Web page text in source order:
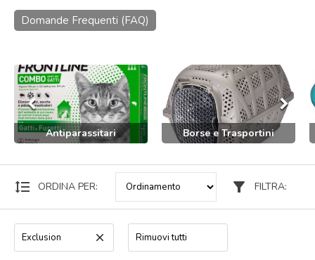
Domande Frequenti (FAQ)
keyboard_arrow_left
Antiparassitari Borse e Trasportini
keyboard_arrow_right
format_line_spacing ORDINA PER: filter_alt FILTRA:
Exclusion clear Rimuovi tutti